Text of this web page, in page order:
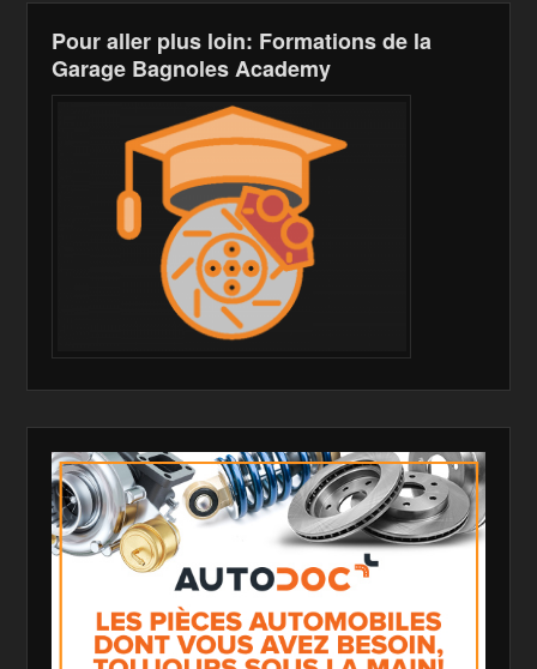
Pour aller plus loin: Formations de la
Garage Bagnoles Academy